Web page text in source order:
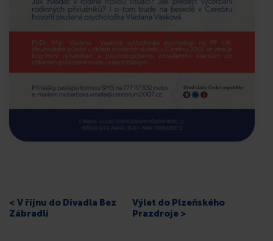
< V říjnu do Divadla Bez
Zábradlí
Výlet do Plzeňského
Prazdroje >